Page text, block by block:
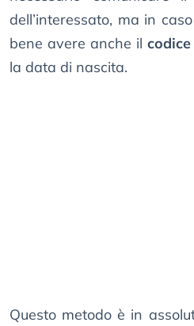
dell’interessato, ma in
bene avere anche il
la data di nascita.
Questo metodo è in